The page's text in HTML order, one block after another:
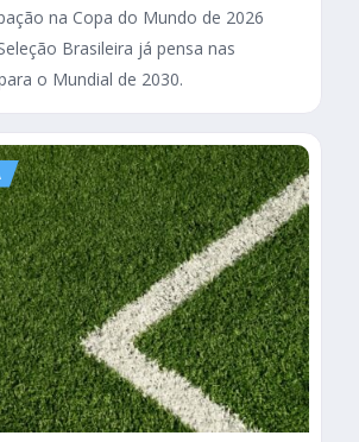
na Copa do Mundo de 2026
Brasileira já pensa nas
o Mundial de 2030.